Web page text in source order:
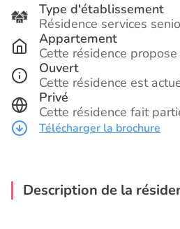
Type d'établissement
Résidence services
Appartement
Cette résidence
Ouvert
Cette résidence est
Privé
Cette résidence fait
Télécharger la brochure
Description de la